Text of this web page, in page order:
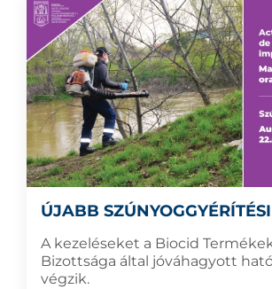
ÚJABB
A kezeléseket a Biocid
Bizottsága által jóváhagyott
végzik.